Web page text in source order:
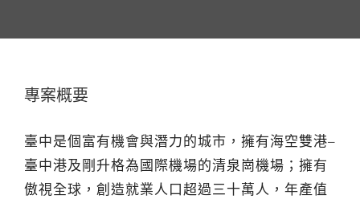
專案概要
臺中是個富有機會與潛力的城市，擁有海空雙港–
臺中港及剛升格為國際機場的清泉崗機場；擁有
傲視全球，創造就業人口超過三十萬人，年產值